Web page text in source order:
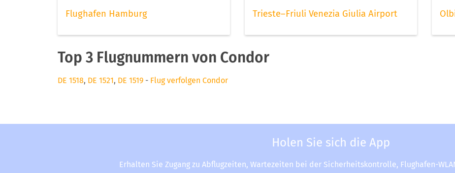
Flughafen Hamburg Trieste–Friuli Venezia Giulia Airport
Top 3 Flugnummern von Condor
DE 1518, DE 1521, DE 1519 - Flug verfolgen Condor
Holen Sie sich die App
Erhalten Sie Zugang zu Abflugzeiten, Wartezeiten bei der Sicherheitskontrolle, Flughafen-